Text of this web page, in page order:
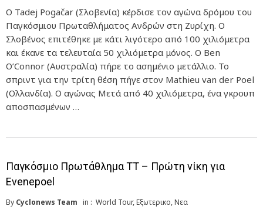
Ο Tadej Pogačar (Σλοβενία) κέρδισε τον αγώνα δρόμου του
Παγκόσμιου Πρωταθλήματος Ανδρών στη Ζυρίχη. Ο
Σλοβένος επιτέθηκε με κάτι λιγότερο από 100 χιλιόμετρα
και έκανε τα τελευταία 50 χιλιόμετρα μόνος. Ο Ben
O’Connor (Αυστραλία) πήρε το ασημένιο μετάλλιο. Το
σπριντ για την τρίτη θέση πήγε στον Mathieu van der Poel
(Ολλανδία). Ο αγώνας Μετά από 40 χιλιόμετρα, ένα γκρουπ
αποσπασμένων …
Παγκόσμιο Πρωτάθλημα ΤΤ – Πρώτη νίκη για
Evenepoel
By Cyclonews Team in : World Tour,Εξωτερικο,Νεα